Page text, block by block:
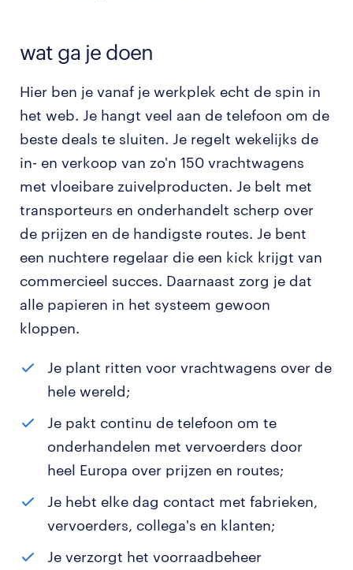
wat ga je doen
Hier ben je vanaf je werkplek echt de spin in
het web. Je hangt veel aan de telefoon om de
beste deals te sluiten. Je regelt wekelijks de
in- en verkoop van zo'n 150 vrachtwagens
met vloeibare zuivelproducten. Je belt met
transporteurs en onderhandelt scherp over
de prijzen en de handigste routes. Je bent
een nuchtere regelaar die een kick krijgt van
commercieel succes. Daarnaast zorg je dat
alle papieren in het systeem gewoon
kloppen.
Je plant ritten voor vrachtwagens over de
hele wereld;
Je pakt continu de telefoon om te
onderhandelen met vervoerders door
heel Europa over prijzen en routes;
Je hebt elke dag contact met fabrieken,
vervoerders, collega's en klanten;
Je verzorgt het voorraadbeheer